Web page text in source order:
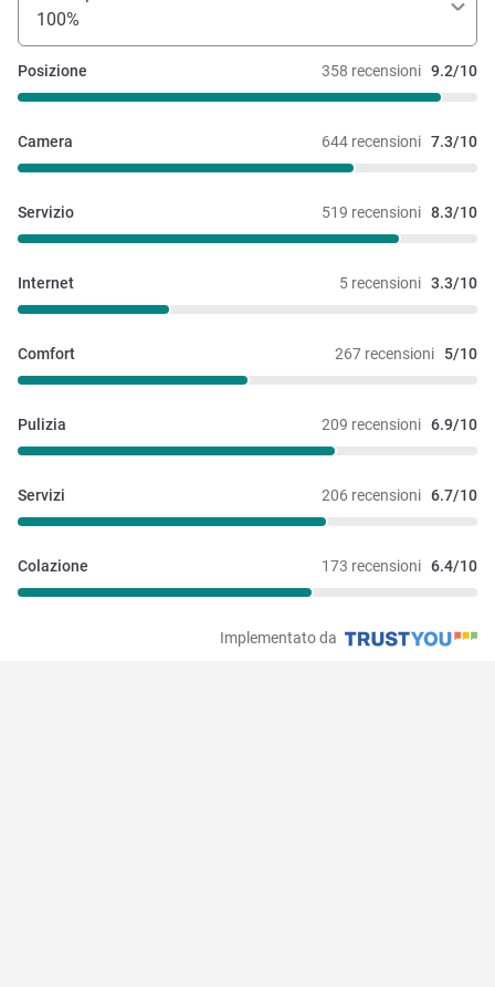
100%
358 recensioni 9.2/10
Posizione
644 recensioni 7.3/10
Camera
519 recensioni 8.3/10
Servizio
5 recensioni 3.3/10
Internet
267 recensioni 5/10
Comfort
209 recensioni 6.9/10
Pulizia
206 recensioni 6.7/10
Servizi
173 recensioni 6.4/10
Colazione
Implementato da